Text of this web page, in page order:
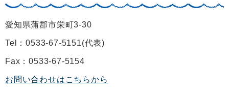
愛知県蒲郡市栄町3-30
Tel：0533-67-5151 代表
Fax：0533-67-5154
お問い合わせはこちらから